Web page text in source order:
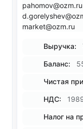
pahomov@ozm.ru
market@ozm.ru
Выручка:
Баланс:
Чистая
НДС:
Налог на